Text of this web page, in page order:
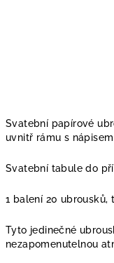
Svatební papírové
uvnitř rámu s
Svatební tabule do
1 balení 20 ubrousků,
Tyto jedinečné
nezapomenutelnou